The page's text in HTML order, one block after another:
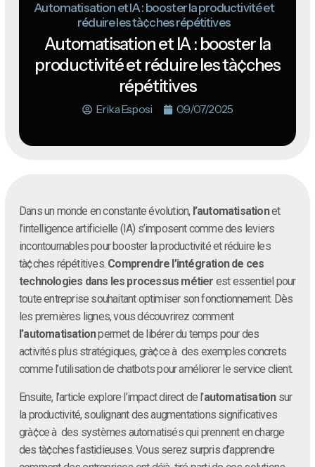
Automatisation et IA : booster la productivité et
réduire les tà¢ches répétitives
Automatisation et IA : booster la
productivité et réduire les tà¢ches
répétitives
Erika Esposi 09/07/2025
Dans un monde en constante évolution, l’automatisationet
l’intelligence artificielle (IA) s’imposent comme des leviers
incontournables pour booster la productivité et réduire les
tà¢ches répétitives. Comprendre l’intégration de ces
technologies dans les processus métier est essentiel pour
toute entreprise souhaitant optimiser son fonctionnement. Dès
les premières lignes, vous découvrirez comment
l’automatisationpermet de libérer du temps pour des
activités plus stratégiques, grà¢ce à des exemples concrets
comme l’utilisation de chatbots pour améliorer le service client.
Ensuite, l’article explore l’impact direct de l’automatisationsur
la productivité, soulignant des augmentations significatives
grà¢ce à des systèmes automatisés qui prennent en charge
des tà¢ches fastidieuses. Vous serez surpris d’apprendre